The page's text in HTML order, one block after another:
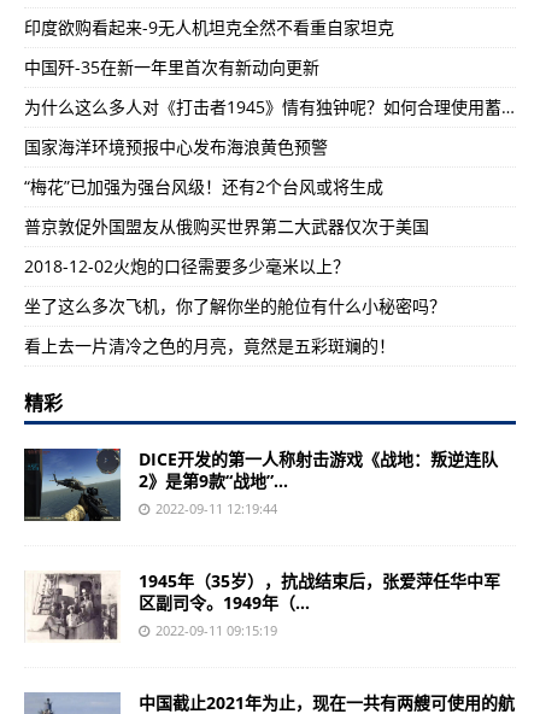
印度欲购看起来-9无人机坦克全然不看重自家坦克
中国歼-35在新一年里首次有新动向更新
为什么这么多人对《打击者1945》情有独钟呢？如何合理使用蓄力
国家海洋环境预报中心发布海浪黄色预警
“梅花”已加强为强台风级！还有2个台风或将生成
普京敦促外国盟友从俄购买世界第二大武器仅次于美国
2018-12-02火炮的口径需要多少毫米以上？
坐了这么多次飞机，你了解你坐的舱位有什么小秘密吗？
看上去一片清冷之色的月亮，竟然是五彩斑斓的！
精彩
DICE开发的第一人称射击游戏《战地：叛逆连队
2》是第9款“战地”...
2022-09-11 12:19:44
1945年（35岁），抗战结束后，张爱萍任华中军
区副司令。1949年（...
2022-09-11 09:15:19
中国截止2021年为止，现在一共有两艘可使用的航